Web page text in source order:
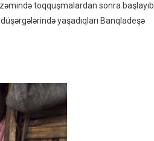
toqquşmalardan sonra başlayıb.
yaşadıqları Banqladeşə